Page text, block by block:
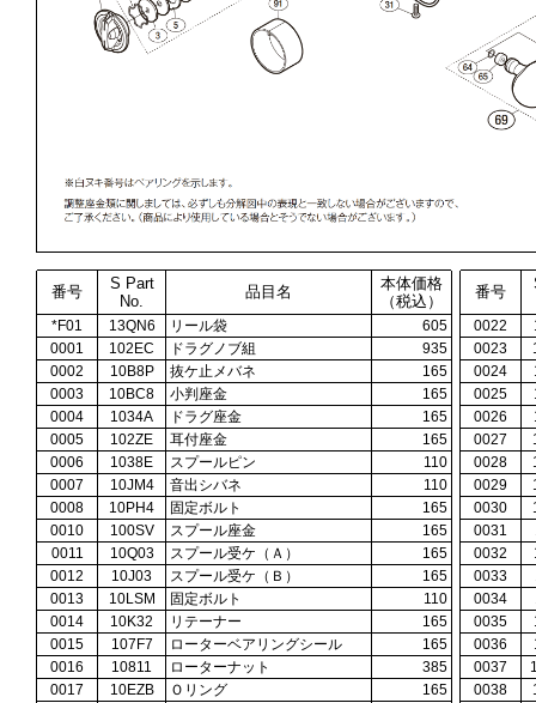
番号
S Part
No.
品目名
本体価格
（税込）
番号
*F01 13QN6 リール袋 605 0022
0001
102EC ドラグノブ組 935 0023
0002
10B8P 抜ケ止メバネ 165 0024
0003
10BC8 小判座金 165 0025
0004
1034A ドラグ座金 165 0026
0005
102ZE 耳付座金 165 0027
0006
1038E スプールピン 110 0028
0007
10JM4 音出シバネ 110 0029
0008
10PH4 固定ボルト 165 0030
0010
100SV スプール座金 165 0031
0011
10Q03 スプール受ケ（Ａ） 165 0032
0012
10J03 スプール受ケ（Ｂ） 165 0033
0013
10LSM 固定ボルト 110 0034
0014
10K32 リテーナー 165 0035
0015
107F7 ローターベアリングシール 165 0036
0016
10811 ローターナット 385 0037
0017
10EZB Ｏリング 165 0038